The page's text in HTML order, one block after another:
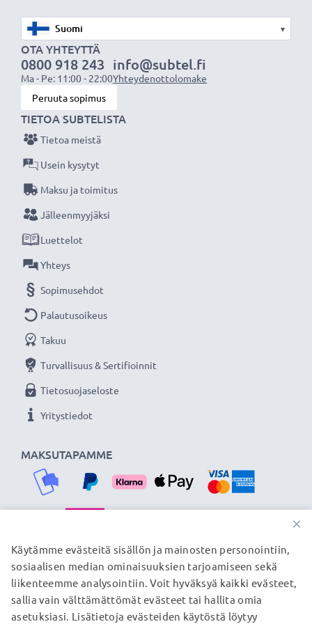
✔1/4” kiinnitys: sopii kameran 1/4”
kierrekiinnitykseen, lisäkiinnitys jalustaa, hihnaa tai
tarvikkeita varten
Lisätietoja:
✔ Liipaisin pystykuvia varten
✔ Jalustanliitin
1 Akkukahva
1 Akkukotelo
Pidempi kuvausaika ja mainio pito, vakaus ja
hallinta CELLONIC pystysuuntaisella akkukahvalla.
Tilaa nyt 3 vuoden takuulla!
▾
OTA YHTEYTTÄ
0800 918 243
Ma - Pe: 11:00 - 22:00
info@subtel.fi
Yhteydenottolomake
Peruuta sopimus
MAKSUTAPAMME
TIETOA SUBTELISTA
Tietoa meistä
Usein kysytyt
Maksu ja toimitus
Jälleenmyyjäksi
Luettelot
Yhteys
Sopimusehdot
Palautusoikeus
Takuu
Turvallisuus & Sertifioinnit
Tietosuojaseloste
Yritystiedot
TOIMITUSKUMPPANIMME
© subtel.fi 2026
Kaikki hinnat sisältävät arvonlisäveron, mutta ei
×
Käytämme evästeitä sisällön ja mainosten personointiin,
sosiaalisen median ominaisuuksien tarjoamiseen sekä
liikenteemme analysointiin. Voit hyväksyä kaikki evästeet,
sallia vain välttämättömät evästeet tai hallita omia
asetuksiasi. Lisätietoja evästeiden käytöstä löytyy